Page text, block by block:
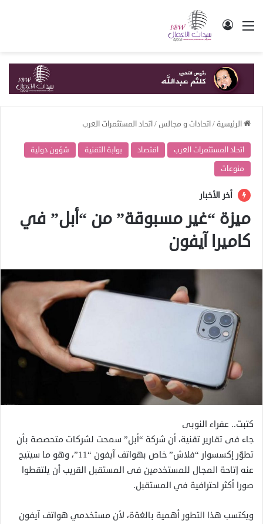
القائمة تسجيل الدخول
الرئيسية/اتحادات و مجالس /اتحاد المستثمرات العرب
اتحاد المستثمرات العرب اقتصاد بوابة التقنية
شؤون دولية
منوعات
أخر الأخبار
ميزة “غير مسبوقة” من “أبل” في
كاميرا آيفون
كتبت.. عفراء النوبى
جاء فى تقارير تقنية، أن شركة “أبل” سمحت لشركات متحصصة بأن
تطوّر إكسسوار “فلاش” خاص بهواتف آيفون “11”، وهو ما سيتيح
عنه إتاحة المجال للمستخدمين فى المستقبل القريب أن يلتقطوا
صورا أكثر احترافية في المستقبل.
ويكتسب هذا التطور أهمية بالغةة، لأن مستخدمي هواتف آيفون